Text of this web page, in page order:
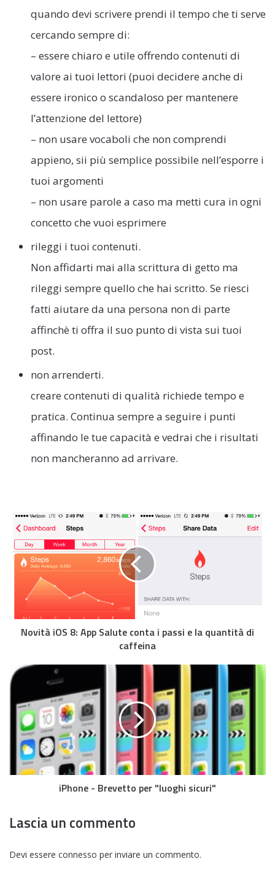
quando devi scrivere prendi il tempo che ti serve
cercando sempre di:
– essere chiaro e utile offrendo contenuti di
valore ai tuoi lettori (puoi decidere anche di
essere ironico o scandaloso per mantenere
l’attenzione del lettore)
– non usare vocaboli che non comprendi
appieno, sii più semplice possibile nell’esporre i
tuoi argomenti
– non usare parole a caso ma metti cura in ogni
concetto che vuoi esprimere
rileggi i tuoi contenuti.
Non affidarti mai alla scrittura di getto ma
rileggi sempre quello che hai scritto. Se riesci
fatti aiutare da una persona non di parte
affinchè ti offra il suo punto di vista sui tuoi
post.
non arrenderti.
creare contenuti di qualità richiede tempo e
pratica. Continua sempre a seguire i punti
affinando le tue capacità e vedrai che i risultati
non mancheranno ad arrivare.
Novità iOS 8: App Salute conta i passi e la quantità di
caffeina
iPhone - Brevetto per "luoghi sicuri"
Lascia un commento
Devi essere connesso per inviare un commento.